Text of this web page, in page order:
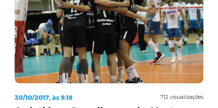
712 visualizações
30/10/2017, às 9:18